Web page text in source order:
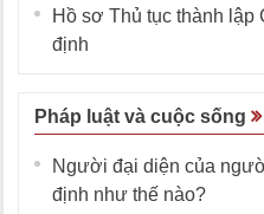
Hồ sơ Thủ tục thành lập
định
Pháp luật và cuộc sống
Người đại diện của
định như thế nào?